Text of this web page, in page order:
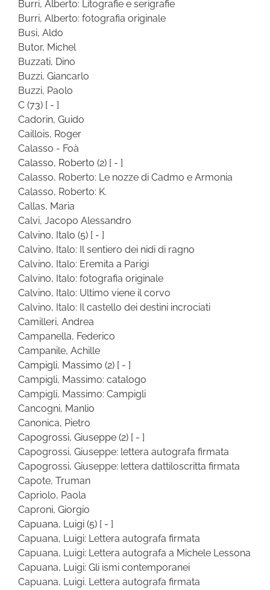
Burri, Alberto: Litografie e serigrafie
Burri, Alberto: fotografia originale
Busi, Aldo
Butor, Michel
Buzzati, Dino
Buzzi, Giancarlo
Buzzi, Paolo
C (73) [ - ]
Cadorin, Guido
Caillois, Roger
Calasso - Foà
Calasso, Roberto (2) [ - ]
Calasso, Roberto: Le nozze di Cadmo e Armonia
Calasso, Roberto: K.
Callas, Maria
Calvi, Jacopo Alessandro
Calvino, Italo (5) [ - ]
Calvino, Italo: Il sentiero dei nidi di ragno
Calvino, Italo: Eremita a Parigi
Calvino, Italo: fotografia originale
Calvino, Italo: Ultimo viene il corvo
Calvino, Italo: Il castello dei destini incrociati
Camilleri, Andrea
Campanella, Federico
Campanile, Achille
Campigli, Massimo (2) [ - ]
Campigli, Massimo: catalogo
Campigli, Massimo: Campigli
Cancogni, Manlio
Canonica, Pietro
Capogrossi, Giuseppe (2) [ - ]
Capogrossi, Giuseppe: lettera autografa firmata
Capogrossi, Giuseppe: lettera dattiloscritta firmata
Capote, Truman
Capriolo, Paola
Caproni, Giorgio
Capuana, Luigi (5) [ - ]
Capuana, Luigi: Lettera autografa firmata
Capuana, Luigi: Lettera autografa a Michele Lessona
Capuana, Luigi: Gli ismi contemporanei
Capuana, Luigi. Lettera autografa firmata